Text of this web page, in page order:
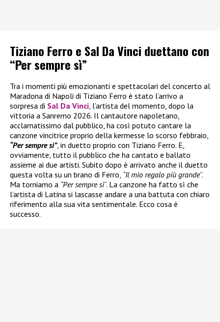
Tiziano Ferro e Sal Da Vinci duettano con
“Per sempre sì”
Tra i momenti più emozionanti e spettacolari del concerto al
Maradona di Napoli di Tiziano Ferro è stato l’arrivo a
sorpresa di Sal Da Vinci, l’artista del momento, dopo la
vittoria a Sanremo 2026. Il cantautore napoletano,
acclamatissimo dal pubblico, ha così potuto cantare la
canzone vincitrice proprio della kermesse lo scorso febbraio,
“Per sempre sì”, in duetto proprio con Tiziano Ferro. E,
ovviamente, tutto il pubblico che ha cantato e ballato
assieme ai due artisti. Subito dopo è arrivato anche il duetto
questa volta su un brano di Ferro, “Il mio regalo più grande“.
Ma torniamo a “Per sempre sì“. La canzone ha fatto sì che
l’artista di Latina si lascasse andare a una battuta con chiaro
riferimento alla sua vita sentimentale. Ecco cosa è
successo.